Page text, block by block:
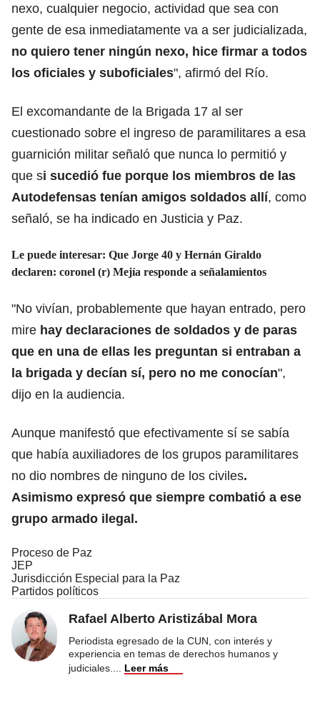
nexo, cualquier negocio, actividad que sea con
gente de esa inmediatamente va a ser judicializada,
no quiero tener ningún nexo, hice firmar a todos
los oficiales y suboficiales", afirmó del Río.
El excomandante de la Brigada 17 al ser
cuestionado sobre el ingreso de paramilitares a esa
guarnición militar señaló que nunca lo permitió y
que si sucedió fue porque los miembros de las
Autodefensas tenían amigos soldados allí, como
señaló, se ha indicado en Justicia y Paz.
Le puede interesar: Que Jorge 40 y Hernán Giraldo
declaren: coronel (r) Mejía responde a señalamientos
"No vivían, probablemente que hayan entrado, pero
mire hay declaraciones de soldados y de paras
que en una de ellas les preguntan si entraban a
la brigada y decían sí, pero no me conocían",
dijo en la audiencia.
Aunque manifestó que efectivamente sí se sabía
que había auxiliadores de los grupos paramilitares
no dio nombres de ninguno de los civiles.
Asimismo expresó que siempre combatió a ese
grupo armado ilegal.
Proceso de Paz
JEP
Jurisdicción Especial para la Paz
Partidos políticos
Rafael Alberto Aristizábal Mora
Periodista egresado de la CUN, con interés y
experiencia en temas de derechos humanos y
judiciales.
Leer más